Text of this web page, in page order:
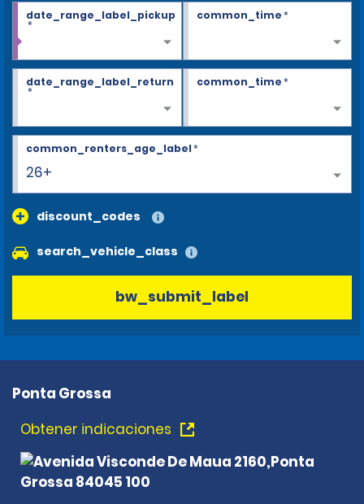
date_range_label_pickup
*
common_time*
date_range_label_return
*
common_time*
26+
common_renters_age_label*
discount_codes
search_vehicle_class
bw_submit_label
Ponta Grossa
Obtener indicaciones